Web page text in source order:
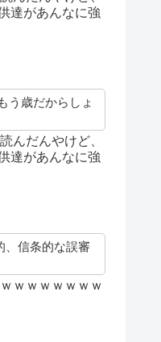
達があんなに強
う歳だからしょ
んだんやけど、
達があんなに強
、信条的な誤審
ｗｗｗｗｗｗｗ